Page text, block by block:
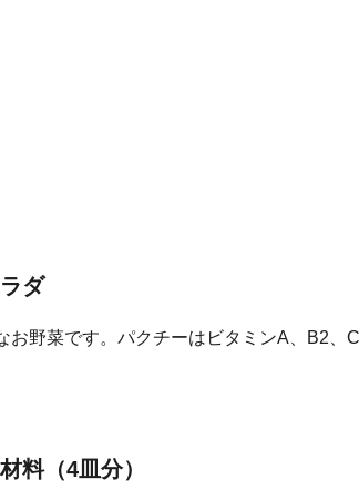
ダ
野菜です。パクチーはビタミンA、B2、
料（4皿分）